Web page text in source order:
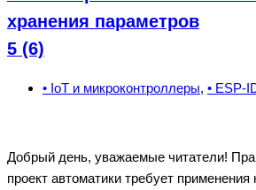
хранения параметров
5 (6)
• IoT и микроконтроллеры, • ESP-
Добрый день, уважаемые читатели!
проект автоматики требует